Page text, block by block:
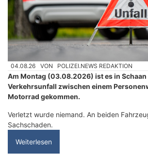
04.08.26 VON POLIZEI.NEWS REDAKTION
Am Montag (03.08.2026) ist es in Schaan
Verkehrsunfall zwischen einem
Motorrad gekommen.
Verletzt wurde niemand. An beiden
Sachschaden.
Weiterlesen